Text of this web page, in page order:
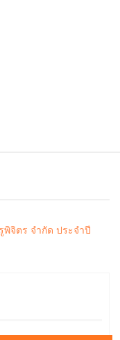
จิตร จำกัด ประจำปี